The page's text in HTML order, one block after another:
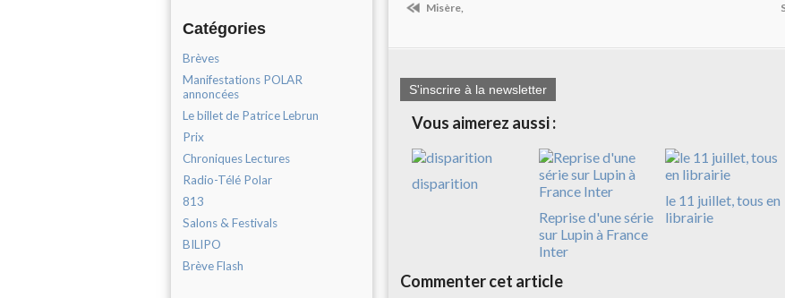
Catégories
Brèves
Manifestations POLAR
annoncées
Le billet de Patrice Lebrun
Prix
Chroniques Lectures
Radio-Télé Polar
813
Salons & Festivals
BILIPO
Brève Flash
Misère,
S'inscrire à la newsletter
Vous aimerez aussi :
disparition
Reprise d'une série
sur Lupin à France
Inter
le 11 juillet, tous en
librairie
Commenter cet article